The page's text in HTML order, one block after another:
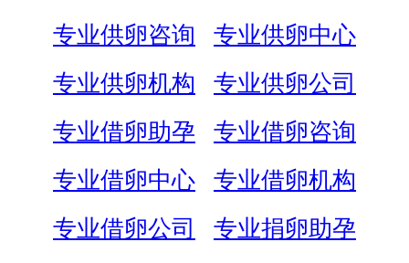
专业供卵咨询
专业供卵中心
专业供卵机构
专业供卵公司
专业借卵助孕
专业借卵咨询
专业借卵中心
专业借卵机构
专业借卵公司
专业捐卵助孕